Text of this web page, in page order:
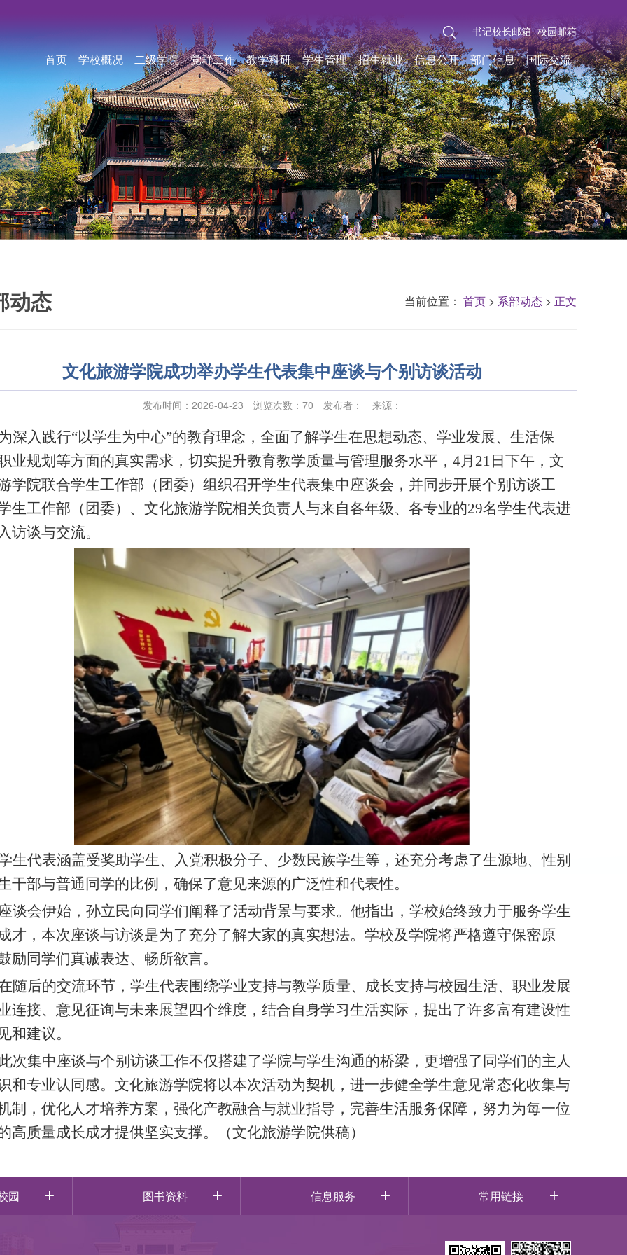
校园邮箱
书记校长邮箱
首页 学校概况 二级学院 党群工作 教学科研 学生管理 招生就业 信息公开 部门信息 国际交流
动态 当前位置： 首页 > 系部动态 > 正文
文化旅游学院成功举办学生代表集中座谈与个别访谈活动
发布时间：2026-04-23 浏览次数： 70 发布者： 来源：
深入践行“以学生为中心”的教育理念 ，全面了解学生在思想动态、学业发展、生活保
业规划等方面的真实需求，切实提升教育教学质量与管理服务水平 ， 4月21日下午，文
学院联合学生工作部 （ 团委） 组织召开学生代表集中座谈会，并同步开展个别访谈工
生工作部 （ 团委） 、 文化旅游学院相关负责人与来自各年级、各专业的29名学生代表进
访谈与交流。
生代表涵盖受奖助学生、 入党积极分子、少数民族学生等，还充分考虑了生源地、性别
干部与普通同学的比例，确保了意见来源的广泛性和代表性。
座谈会伊始， 孙立民向同学们阐释了活动背景与要求。他指出，学校始终致力于服务学生
才 ， 本次座谈与访谈是为了充分了解大家的真实想法。学校及学院将严格遵守保密原
励同学们真诚表达、畅所欲言。
随后的交流环节，学生代表围绕学业支持与教学质量、成长支持与校园生活、职业发展
连接、意见征询与未来展望四个维度，结合自身学习生活实际，提出了许多富有建设性
和建议。
次集中座谈与个别访谈工作不仅搭建了学院与学生沟通的桥梁，更增强了同学们的主人
和专业认同感。文化旅游学院将以本次活动为契机，进一步健全学生意见常态化收集与
制，优化人才培养方案，强化产教融合与就业指导，完善生活服务保障，努力为每一位
高质量成长成才提供坚实支撑。
（文化旅游学院供稿）
园 图书资料 信息服务 常用链接